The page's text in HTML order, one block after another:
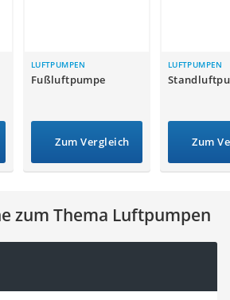
LUFTPUMPEN
Fußluftpumpe
Zum Vergleich
LUFTPUMPEN
Zum
zum Thema Luftpumpen